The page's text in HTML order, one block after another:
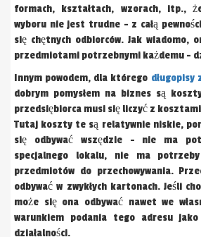
formach, kształtach, wzorach, itp.,
wyboru nie jest trudne – z całą
się chętnych odbiorców. Jak wiadomo,
przedmiotami potrzebnymi każdemu –
Innym powodem, dla którego długopisy
dobrym pomysłem na biznes są
przedsiębiorca musi się liczyć z
Tutaj koszty te są relatywnie niskie,
się odbywać wszędzie – nie ma
specjalnego lokalu, nie ma
przedmiotów do przechowywania.
odbywać w zwykłych kartonach. Jeśli
może się ona odbywać nawet we
warunkiem podania tego adresu
działalności.